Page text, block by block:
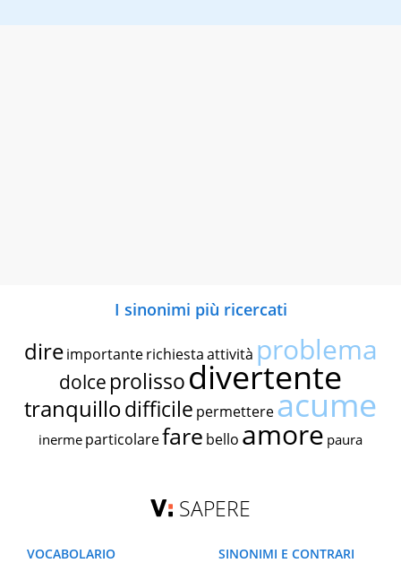
I sinonimi più ricercati
dire importante richiestaattività problema
dolce prolissodivertente
tranquillodifficile permettereacume
inerme particolarefare bello amore paura
SAPERE
VOCABOLARIO
SINONIMI E CONTRARI